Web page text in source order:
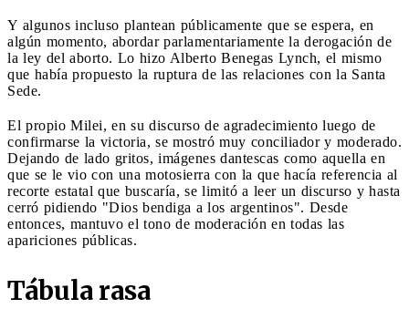
Y algunos incluso plantean públicamente que se espera, en
algún momento, abordar parlamentariamente la derogación de
la ley del aborto. Lo hizo Alberto Benegas Lynch, el mismo
que había propuesto la ruptura de las relaciones con la Santa
Sede.
El propio Milei, en su discurso de agradecimiento luego de
confirmarse la victoria, se mostró muy conciliador y moderado.
Dejando de lado gritos, imágenes dantescas como aquella en
que se le vio con una motosierra con la que hacía referencia al
recorte estatal que buscaría, se limitó a leer un discurso y hasta
cerró pidiendo "Dios bendiga a los argentinos". Desde
entonces, mantuvo el tono de moderación en todas las
apariciones públicas.
Tábula rasa